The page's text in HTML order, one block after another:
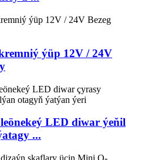
ýüp 12V / 24V
LED diwar ýeňil
...